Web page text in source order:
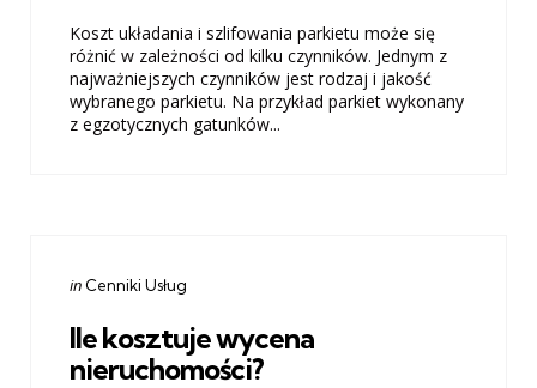
Koszt układania i szlifowania parkietu może się
różnić w zależności od kilku czynników. Jednym z
najważniejszych czynników jest rodzaj i jakość
wybranego parkietu. Na przykład parkiet wykonany
z egzotycznych gatunków...
Categories
Posted
in Cenniki Usług
Ile kosztuje wycena
nieruchomości?